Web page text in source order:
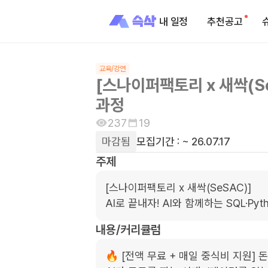
내 일정 추천공고
교육/강연
[스나이퍼팩토리 x 새싹
과정
237
19
마감됨 모집기간 : ~ 26.07.17
주제
[스나이퍼팩토리 x 새싹(SeSAC)]
AI로 끝내자! AI와 함께하는
내용/커리큘럼
🔥 [전액 무료 + 매일 중식비 지원]